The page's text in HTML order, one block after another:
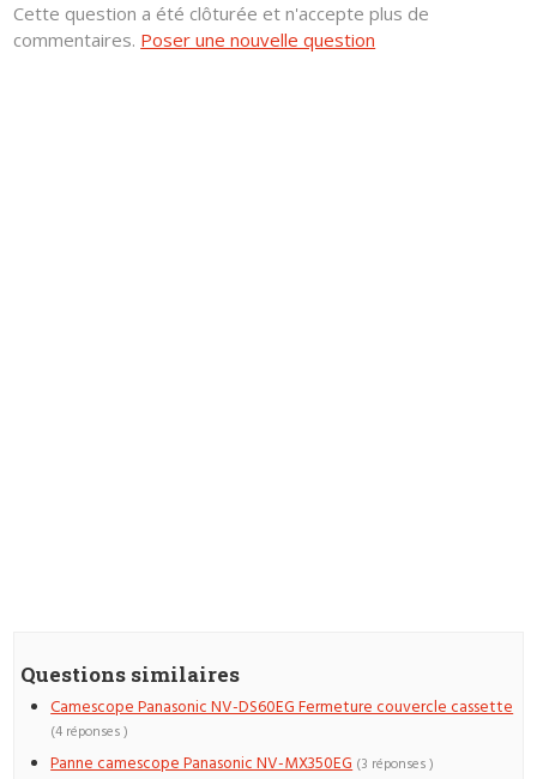
Cette question a été clôturée et n'accepte plus de
commentaires. Poser une nouvelle question
Questions similaires
Camescope Panasonic NV-DS60EG Fermeture couvercle cassette
(4 réponses )
Panne camescope Panasonic NV-MX350EG (3 réponses )